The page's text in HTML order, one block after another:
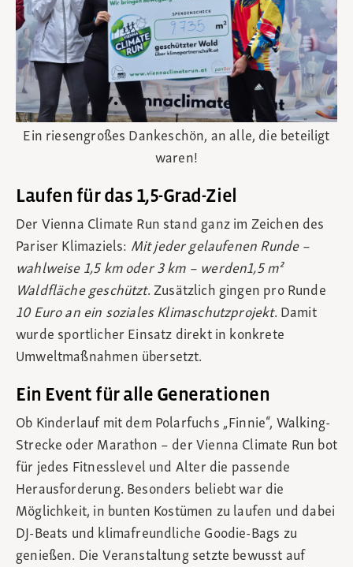
Ein riesengroßes Dankeschön, an alle, die beteiligt
waren!
Laufen für das 1,5-Grad-Ziel
Der Vienna Climate Run stand ganz im Zeichen des
Pariser Klimaziels: Mit jeder gelaufenen Runde –
wahlweise 1,5 km oder 3 km – werden1,5 m²
Waldfläche geschützt. Zusätzlich gingen pro Runde
10 Euro an ein soziales Klimaschutzprojekt. Damit
wurde sportlicher Einsatz direkt in konkrete
Umweltmaßnahmen übersetzt.
Ein Event für alle Generationen
Ob Kinderlauf mit dem Polarfuchs „Finnie“, Walking-
Strecke oder Marathon – der Vienna Climate Run bot
für jedes Fitnesslevel und Alter die passende
Herausforderung. Besonders beliebt war die
Möglichkeit, in bunten Kostümen zu laufen und dabei
DJ-Beats und klimafreundliche Goodie-Bags zu
genießen. Die Veranstaltung setzte bewusst auf